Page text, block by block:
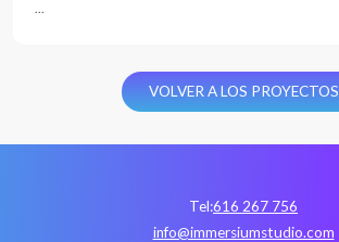
VOLVER A LOS PROYECTOS
Tel:616 267 756
info@immersiumstudio.com